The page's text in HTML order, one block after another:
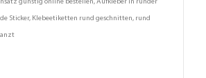
günstig online bestellen, Aufkleber in runder
Sticker, Klebeetiketten rund geschnitten, rund